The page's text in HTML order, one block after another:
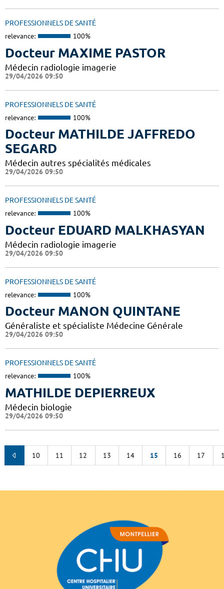
PROFESSIONNELS DE SANTÉ
relevance: 100%
Docteur MAXIME PASTOR
Médecin radiologie imagerie
29/04/2026 09:50
PROFESSIONNELS DE SANTÉ
relevance: 100%
Docteur MATHILDE JAFFREDO
SEGARD
Médecin autres spécialités médicales
29/04/2026 09:50
PROFESSIONNELS DE SANTÉ
relevance: 100%
Docteur EDUARD MALKHASYAN
Médecin radiologie imagerie
29/04/2026 09:50
PROFESSIONNELS DE SANTÉ
relevance: 100%
Docteur MANON QUINTANE
Généraliste et spécialiste Médecine Générale
29/04/2026 09:50
PROFESSIONNELS DE SANTÉ
relevance: 100%
MATHILDE DEPIERREUX
Médecin biologie
29/04/2026 09:50
10 11 12 13 14 15 16 17